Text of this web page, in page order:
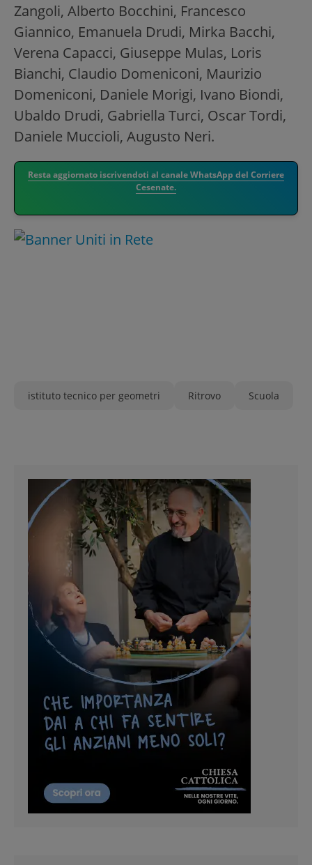
Zangoli, Alberto Bocchini, Francesco
Giannico, Emanuela Drudi, Mirka Bacchi,
Verena Capacci, Giuseppe Mulas, Loris
Bianchi, Claudio Domeniconi, Maurizio
Domeniconi, Daniele Morigi, Ivano Biondi,
Ubaldo Drudi, Gabriella Turci, Oscar Tordi,
Daniele Muccioli, Augusto Neri.
Resta aggiornato iscrivendoti al canale WhatsApp del Corriere
Cesenate.
istituto tecnico per geometri Ritrovo Scuola